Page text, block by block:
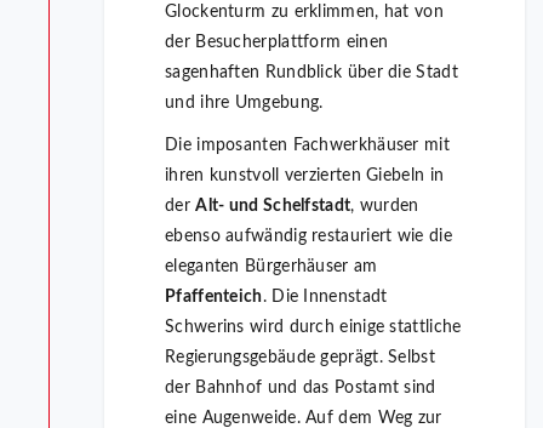
Glockenturm zu erklimmen, hat von
der Besucherplattform einen
sagenhaften Rundblick über die Stadt
und ihre Umgebung.
Die imposanten Fachwerkhäuser mit
ihren kunstvoll verzierten Giebeln in
derAlt- und Schelfstadt, wurden
ebenso aufwändig restauriert wie die
eleganten Bürgerhäuser am
Pfaffenteich. Die Innenstadt
Schwerins wird durch einige stattliche
Regierungsgebäude geprägt. Selbst
der Bahnhof und das Postamt sind
eine Augenweide. Auf dem Weg zur